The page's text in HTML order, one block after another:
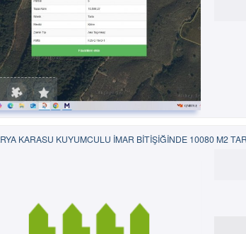
KARASU KUYUMCULU İMAR BİTİŞİĞİNDE 10080 M2